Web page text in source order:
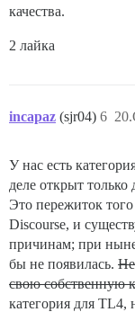
качества.
2 лайка
incapaz (sjr04) 6
У нас есть
деле открыт
Это пережиток
Discourse, и
причинам; при
бы не появилась.
свою собственную
категория для